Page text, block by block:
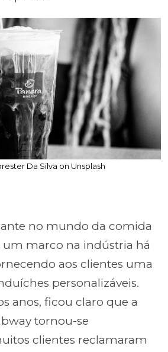
Da Silva on Unsplash
no mundo da comida
um marco na indústria há
aos clientes uma
personalizáveis.
anos, ficou claro que a
tornou-se
clientes reclamaram